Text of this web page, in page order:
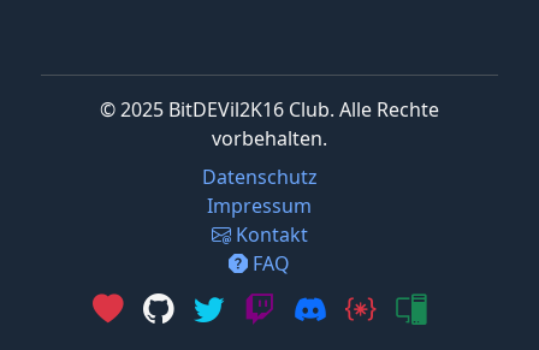
© 2025 BitDEVil2K16 Club. Alle Rechte
vorbehalten.
Datenschutz
Impressum
Kontakt
FAQ